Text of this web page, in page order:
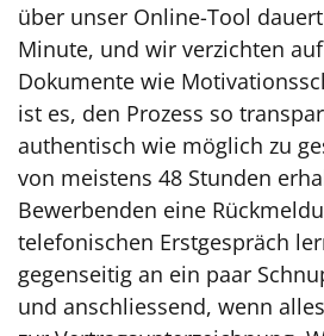
über unser Online-Tool
Minute, und wir verzichten
Dokumente wie
ist es, den Prozess so
authentisch wie möglich zu
von meistens 48 Stunden
Bewerbenden eine
telefonischen Erstgespräch
gegenseitig an ein paar
und anschliessend, wenn